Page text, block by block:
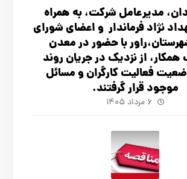
مدیرعامل شرکت، به همراه
نژاد فرماندار و اعضای شورای
با حضور در معدن
از نزدیک در جریان روند
فعالیت کارگران و مسائل
موجود قرار گرفتند.
۶ مرداد ۱۴۰۵